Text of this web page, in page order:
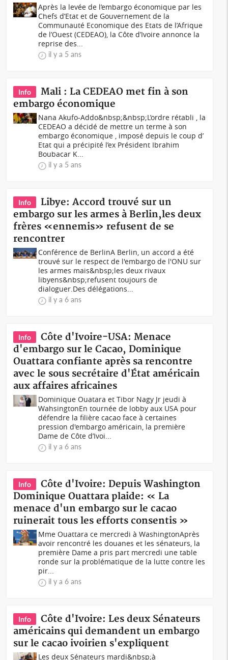
Après la levée de l’embargo économique par les
Chefs d’Etat et de Gouvernement de la
Communauté Economique des Etats de l’Afrique
de l’Ouest (CEDEAO), la Côte d’Ivoire annonce la
reprise des...
il y a 5 ans
Info
Mali : La CEDEAO met fin à son
embargo économique
Nana Akufo-Addo&nbsp;&nbsp;L’ordre rétabli , la
CEDEAO a décidé de mettre un terme à son
embargo économique , imposé depuis le coup d’
Etat qui a précipité l’ex Président Ibrahim
Boubacar K...
il y a 5 ans
Info
Libye: Accord trouvé sur un
embargo sur les armes à Berlin,les deux
frères «ennemis» refusent de se
rencontrer
Conférence de BerlinA Berlin, un accord a été
trouvé sur le respect de l'embargo de l'ONU sur
les armes mais&nbsp;les deux rivaux
libyens&nbsp;refusent toujours de
dialoguer.Des délégations...
il y a 6 ans
Info
Côte d'Ivoire-USA: Menace
d'embargo sur le Cacao, Dominique
Ouattara confiante après sa rencontre
avec le sous secrétaire d'État américain
aux affaires africaines
Dominique Ouatara et Tibor Nagy Jr jeudi à
WahsingtonEn tournée de lobby aux USA pour
défendre la filière cacao face à certaines
pression d'embargo américain, la première
Dame de Côte d’Ivoi...
il y a 6 ans
Info
Côte d'Ivoire: Depuis Washington
Dominique Ouattara plaide: « La
menace d'un embargo sur le cacao
ruinerait tous les efforts consentis »
Mme Ouattara ce mercredi à WashingtonAprès
avoir rencontré les douanes et les sénateurs, la
première Dame a pris part mercredi une table
ronde sur la problématique de la lutte contre les
pir...
il y a 6 ans
Info
Côte d'Ivoire: Les deux Sénateurs
américains qui demandent un embargo
sur le cacao ivoirien s'expliquent
Les deux Sénateurs mardi&nbsp;à